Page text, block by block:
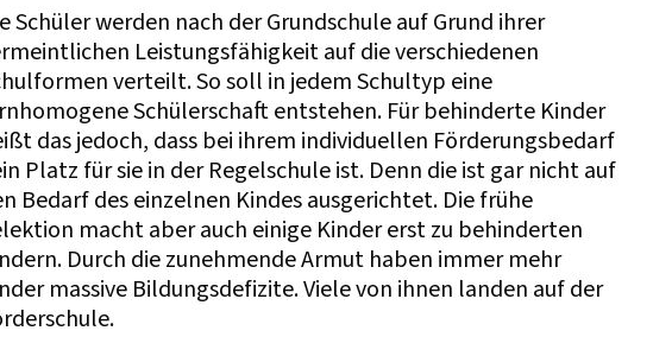
Schüler werden nach der Grundschule auf Grund ihrer
Leistungsfähigkeit auf die verschiedenen
verteilt. So soll in jedem Schultyp eine
Schülerschaft entstehen. Für behinderte Kinder
das jedoch, dass bei ihrem individuellen Förderungsbedarf
Platz für sie in der Regelschule ist. Denn die ist gar nicht auf
Bedarf des einzelnen Kindes ausgerichtet. Die frühe
macht aber auch einige Kinder erst zu behinderten
Durch die zunehmende Armut haben immer mehr
massive Bildungsdefizite. Viele von ihnen landen auf der